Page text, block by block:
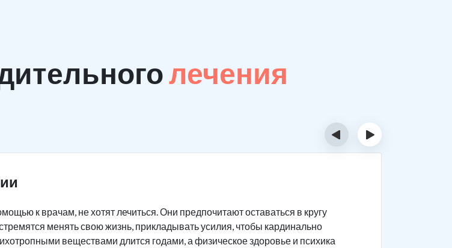
лечения
к врачам, не хотят лечиться. Они предпочитают оставаться в кругу
менять свою жизнь, прикладывать усилия, чтобы кардинально
веществами длится годами, а физическое здоровье и психика
‹ ›